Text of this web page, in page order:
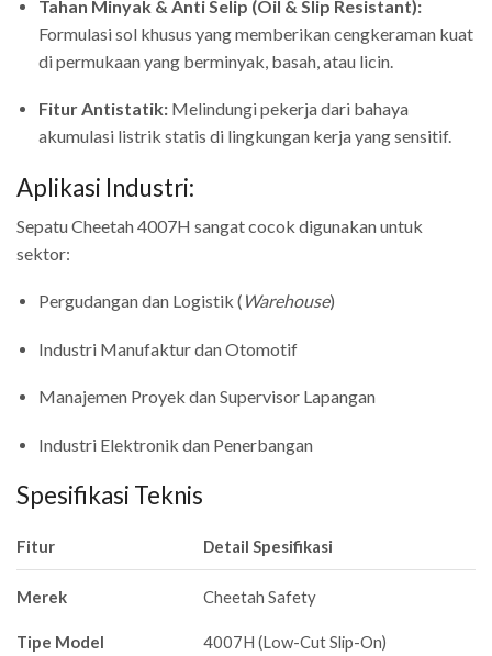
Tahan Minyak & Anti Selip (Oil & Slip Resistant):
Formulasi sol khusus yang memberikan cengkeraman kuat
di permukaan yang berminyak, basah, atau licin.
Fitur Antistatik: Melindungi pekerja dari bahaya
akumulasi listrik statis di lingkungan kerja yang sensitif.
Aplikasi Industri:
Sepatu Cheetah 4007H sangat cocok digunakan untuk
sektor:
Pergudangan dan Logistik ( Warehouse)
Industri Manufaktur dan Otomotif
Manajemen Proyek dan Supervisor Lapangan
Industri Elektronik dan Penerbangan
Spesifikasi Teknis
Fitur Detail Spesifikasi
Merek Cheetah Safety
Tipe Model 4007H (Low-Cut Slip-On)